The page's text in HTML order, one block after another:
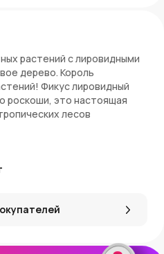
растений с лировидными
дерево. Король
Фикус лировидный
роскоши, это настоящая
лесов
покупать комнатные
центрального
температуру, не любит
влаги, требует
и даже ванных